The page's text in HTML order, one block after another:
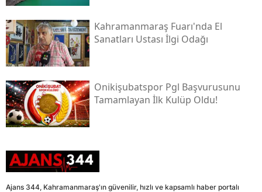
Kahramanmaraş Fuarı'nda El
Sanatları Ustası İlgi Odağı
Onikişubatspor Pgl Başvurusunu
Tamamlayan İlk Kulüp Oldu!
Ajans 344, Kahramanmaraş'ın güvenilir, hızlı ve kapsamlı haber portalı